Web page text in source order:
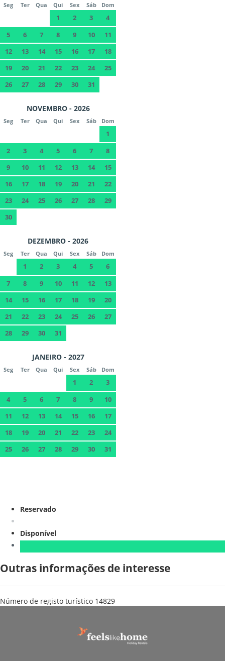
Seg Ter Qua Qui Sex Sáb Dom
1 2 3
4
5
6 7 8 9 10
11
12
13 14 15 16 17
18
19
20 21 22 23 24
25
26
27 28 29 30 31
NOVEMBRO - 2026
Seg Ter Qua Qui Sex Sáb Dom
1
2
3 4 5 6 7
8
9
10 11 12 13 14
15
16
17 18 19 20 21
22
23
24 25 26 27 28
29
30
DEZEMBRO - 2026
Seg Ter Qua Qui Sex Sáb Dom
1 2 3 4 5
6
7
8 9 10 11 12
13
14
15 16 17 18 19
20
21
22 23 24 25 26
27
28
29 30 31
JANEIRO - 2027
Seg Ter Qua Qui Sex Sáb Dom
1 2
3
4
5 6 7 8 9
10
11
12 13 14 15 16
17
18
19 20 21 22 23
24
25
26 27 28 29 30 31
Reservado
Disponível
Outras informações de interesse
Número de registo turístico 14829